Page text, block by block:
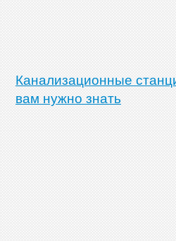
Канализационные
вам нужно знать